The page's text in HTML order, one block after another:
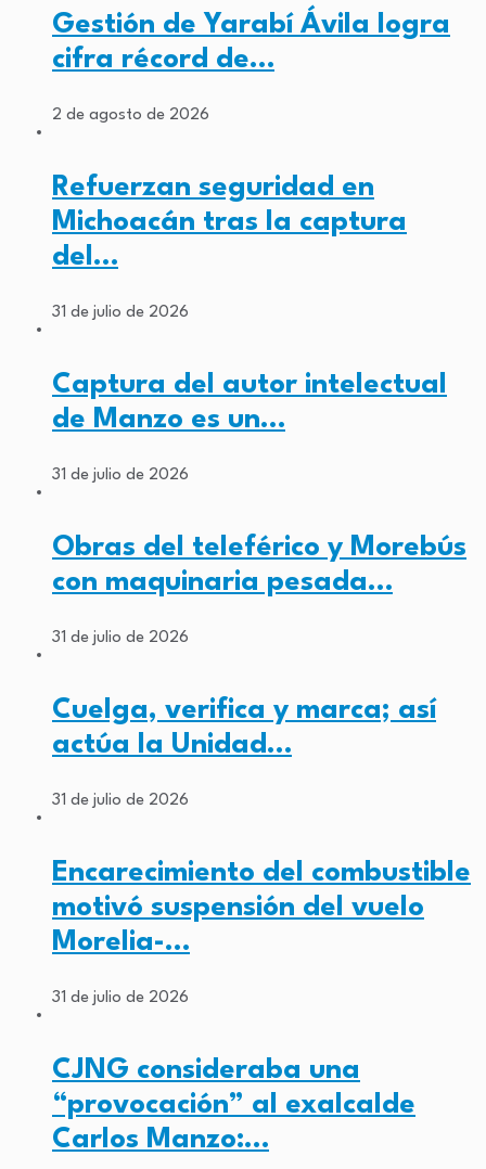
Gestión de Yarabí Ávila logra
cifra récord de…
2 de agosto de 2026
Refuerzan seguridad en
Michoacán tras la captura
del…
31 de julio de 2026
Captura del autor intelectual
de Manzo es un…
31 de julio de 2026
Obras del teleférico y Morebús
con maquinaria pesada…
31 de julio de 2026
Cuelga, verifica y marca; así
actúa la Unidad…
31 de julio de 2026
Encarecimiento del combustible
motivó suspensión del vuelo
Morelia-…
31 de julio de 2026
CJNG consideraba una
“provocación” al exalcalde
Carlos Manzo:…